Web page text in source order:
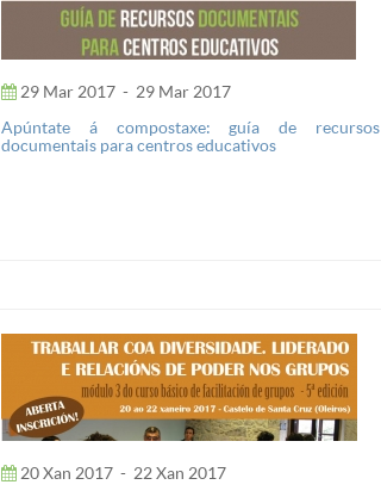
29 Mar 2017 - 29 Mar 2017
Apúntate á compostaxe: guía de recursos
documentais para centros educativos
20 Xan 2017 - 22 Xan 2017